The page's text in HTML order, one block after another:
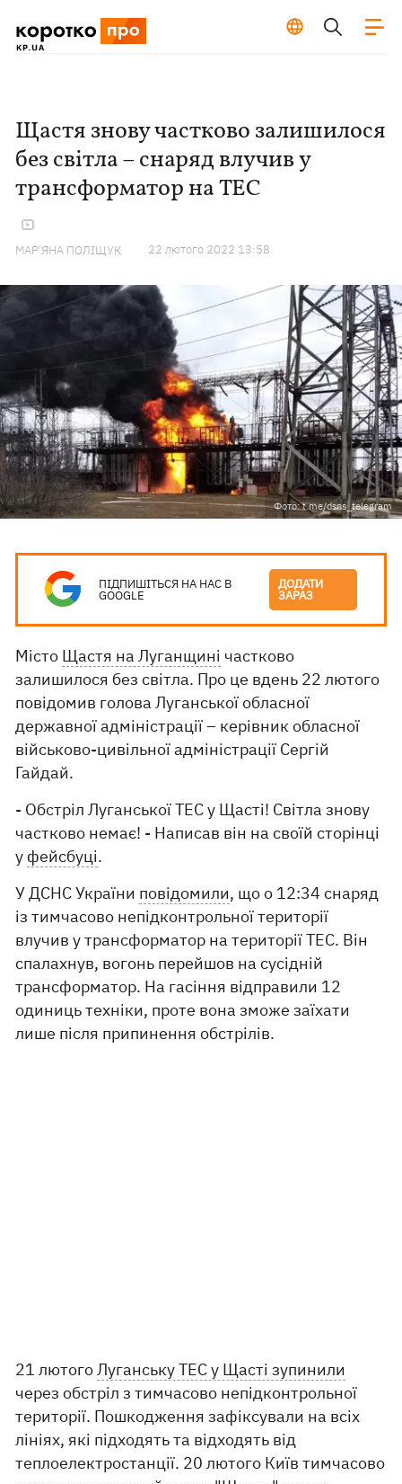
Щастя знову частково залишилося
без світла – снаряд влучив у
трансформатор на ТЕС
МАР'ЯНА ПОЛІЩУК 22 лютого 2022 13:58
Фото: t.me/dsns_telegram
ПІДПИШІТЬСЯ НА НАС В
GOOGLE
ДОДАТИ
ЗАРАЗ
Місто Щастя на Луганщині частково
залишилося без світла. Про це вдень 22 лютого
повідомив голова Луганської обласної
державної адміністрації – керівник обласної
військово-цивільної адміністрації Сергій
Гайдай.
- Обстріл Луганської ТЕС у Щасті! Світла знову
частково немає! - Написав він на своїй сторінці
у фейсбуці.
У ДСНС України повідомили, що о 12:34 снаряд
із тимчасово непідконтрольної території
влучив у трансформатор на території ТЕС. Він
спалахнув, вогонь перейшов на сусідній
трансформатор. На гасіння відправили 12
одиниць техніки, проте вона зможе заїхати
лише після припинення обстрілів.
21 лютогоЛуганську ТЕС у Щасті зупинили
через обстріл з тимчасово непідконтрольної
території. Пошкодження зафіксували на всіх
лініях, які підходять та відходять від
теплоелектростанції. 20 лютого Київ тимчасово